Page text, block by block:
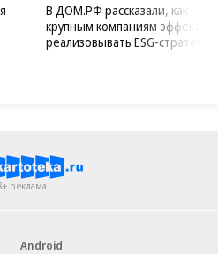
В ДОМ.РФ рассказали, как
крупным компаниям
реализовывать ESG-стратегию
реклама
Android